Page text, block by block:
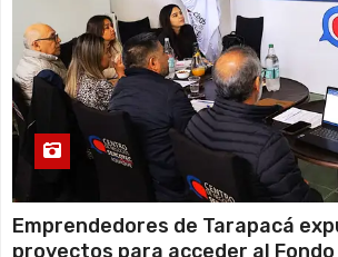
Emprendedores de Tarapacá
proyectos para acceder al